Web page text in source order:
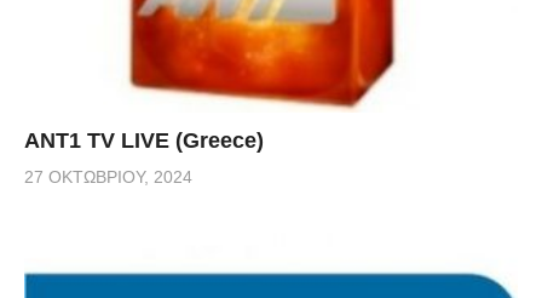
ANT1 TV LIVE (Greece)
27 ΟΚΤΩΒΡΊΟΥ, 2024